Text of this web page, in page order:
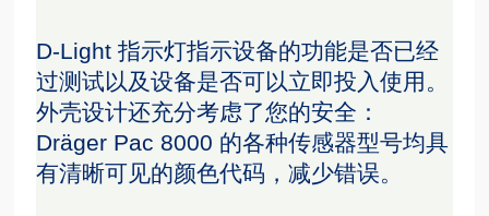
D-Light 指示灯指示设备的功能是否已经
过测试以及设备是否可以立即投入使用。
外壳设计还充分考虑了您的安全：
Dräger Pac 8000 的各种传感器型号均具
有清晰可见的颜色代码，减少错误。